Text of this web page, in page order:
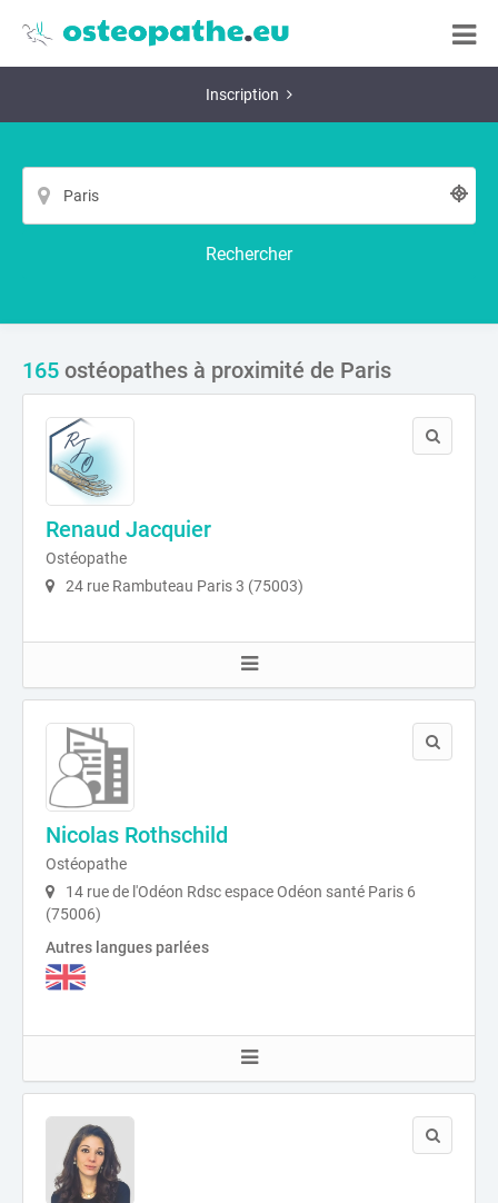
Inscription
Rechercher
165 ostéopathes à proximité de Paris
Renaud Jacquier
Ostéopathe
24 rue Rambuteau Paris 3 (75003)
Nicolas Rothschild
Ostéopathe
14 rue de l'Odéon Rdsc espace Odéon santé Paris 6
(75006)
Autres langues parlées